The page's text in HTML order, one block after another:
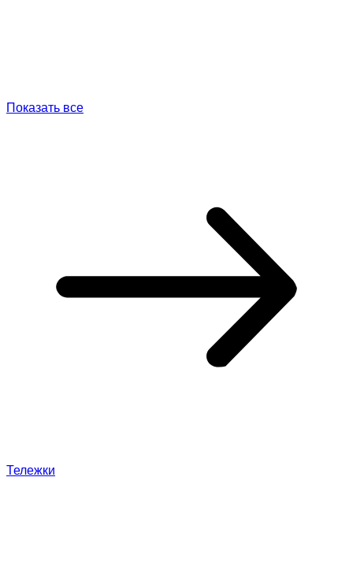
Показать все
Тележки